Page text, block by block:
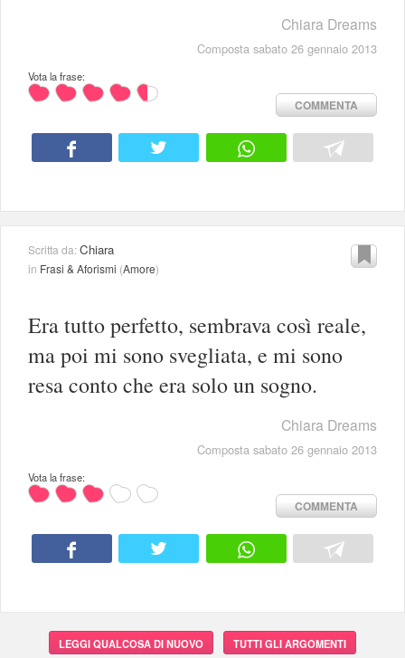
Chiara Dreams
Composta sabato 26 gennaio 2013
Vota la frase:
COMMENTA
Scritta da:Chiara
in Frasi & Aforismi (Amore)
Era tutto perfetto, sembrava così reale,
ma poi mi sono svegliata, e mi sono
resa conto che era solo un sogno.
Chiara Dreams
Composta sabato 26 gennaio 2013
Vota la frase:
COMMENTA
LEGGI QUALCOSA DI NUOVO TUTTI GLI ARGOMENTI